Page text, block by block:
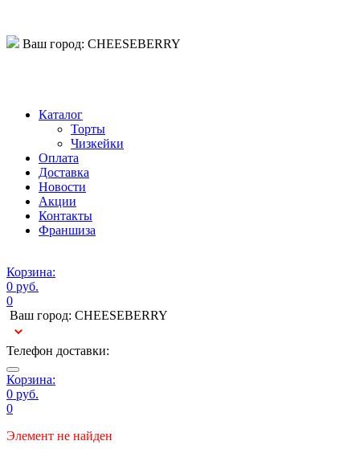
Ваш город: CHEESEBERRY
Каталог
Торты
Чизкейки
Оплата
Доставка
Новости
Акции
Контакты
Франшиза
Корзина:
0 руб.
0
Ваш город: CHEESEBERRY
Телефон доставки:
Корзина:
0 руб.
0
Элемент не найден